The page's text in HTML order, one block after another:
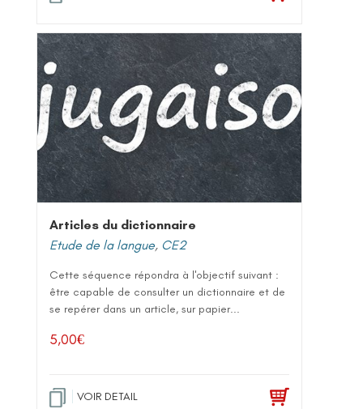
Articles du dictionnaire
Etude de la langue, CE2
Cette séquence répondra à l'objectif suivant :
être capable de consulter un dictionnaire et de
se repérer dans un article, sur papier...
5,00€
VOIR DETAIL